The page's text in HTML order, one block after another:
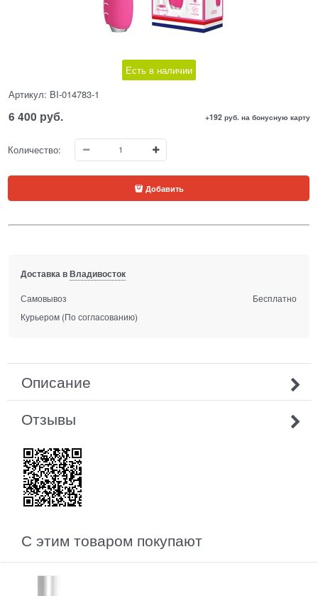
Есть в наличии
Артикул: BI-014783-1
6 400 руб. +192 руб. на бонусную карту
Количество:
Добавить
Доставка вВладивосток
Самовывоз
Бесплатно
Курьером (По согласованию)
Описание
Отзывы
С этим товаром покупают